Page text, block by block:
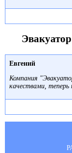
Евгений
Компания
качествами, теперь